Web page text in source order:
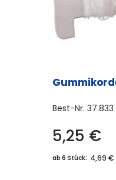
Best-Nr. 37.833
5,25 €
ab 6 Stück: 4,69 €